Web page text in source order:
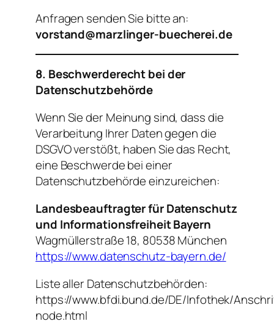
Anfragen senden Sie bitte an:
vorstand@marzlinger-buecherei.de
8. Beschwerderecht bei der
Datenschutzbehörde
Wenn Sie der Meinung sind, dass die
Verarbeitung Ihrer Daten gegen die
DSGVO verstößt, haben Sie das Recht,
eine Beschwerde bei einer
Datenschutzbehörde einzureichen:
Landesbeauftragter für Datenschutz
und Informationsfreiheit Bayern
Wagmüllerstraße 18, 80538 München
https://www.datenschutz-bayern.de/
Liste aller Datenschutzbehörden:
https://www.bfdi.bund.de/DE/Infothek/
node.html